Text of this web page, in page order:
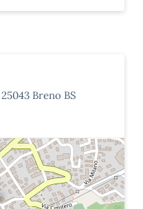
Breno BS